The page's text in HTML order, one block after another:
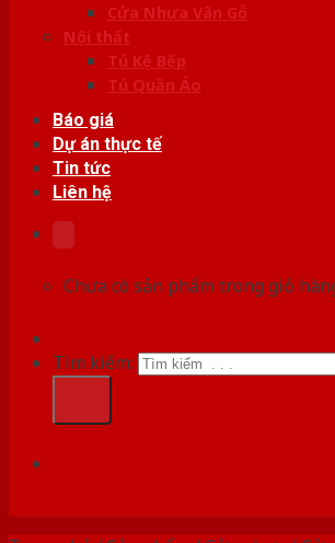
Cửa Nhựa Vân Gỗ
Nội thất
Tủ Kệ Bếp
Tủ Quần Áo
Báo giá
Dự án thực tế
Tin tức
Liên hệ
Chưa có sản phẩm trong giỏ
Tìm kiếm: